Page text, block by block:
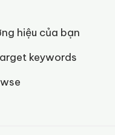
hiệu của bạn
keywords